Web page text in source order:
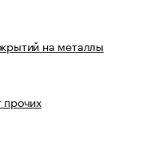
на металлы
прочих